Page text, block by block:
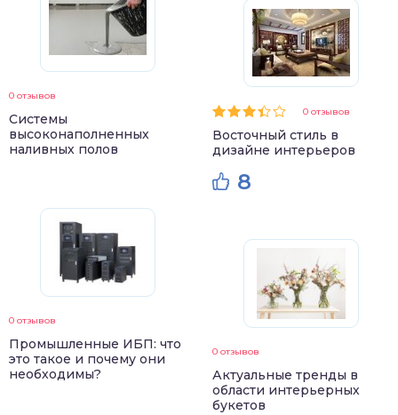
0 отзывов
Системы
высоконаполненных
наливных полов
0 отзывов
Промышленные ИБП: что
это такое и почему они
необходимы?
0 отзывов
Восточный стиль в
дизайне интерьеров
8
0 отзывов
Актуальные тренды в
области интерьерных
букетов